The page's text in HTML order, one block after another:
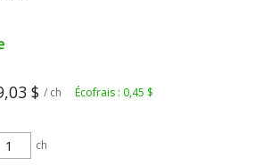
$ / ch Écofrais : 0,45 $
ch